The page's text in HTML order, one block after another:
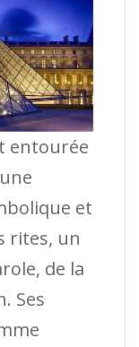
entourée
et
rites, un
de la
Ses